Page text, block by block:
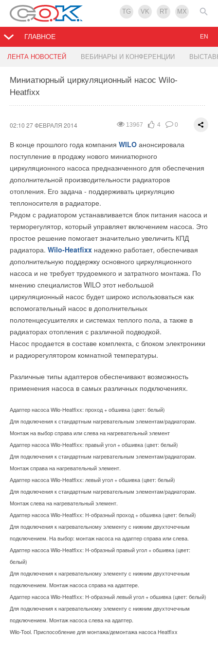
TG VK RT MX
ГЛАВНОЕ
ЛЕНТА НОВОСТЕЙ ВЕБИНАРЫ И КОНФЕРЕНЦИИ
EN
Миниатюрный циркуляционный насос Wilo-
Heatfixx
13967 4 0
02:10 27 ФЕВРАЛЯ 2014
В конце прошлого года компания WILO анонсировала
поступление в продажу нового миниатюрного
циркуляционного насоса предназнченного для обеспечения
дополнительной производительности радиаторов
отопления. Его задача - поддерживать циркуляцию
теплоносителя в радиаторе.
Рядом с радиатором устанавливается блок питания насоса и
терморегулятор, который управляет включением насоса. Это
простое решение помогает значительно увеличить КПД
радиатора. Wilo-Heatfixx надежно работает, обеспечивая
дополнительную поддержку основного циркуляционного
насоса и не требует трудоемкого и затратного монтажа. По
мнению специалистов WILO этот небольшой
циркуляционный насос будет широко использоваться как
вспомогательный насос в дополнительных
полотенцесушителях и системах теплого пола, а также в
радиаторах отопления с различной подводкой.
Насос продается в составе комплекта, с блоком электроники
и радиорегулятором комнатной температуры.
Различные типы адаптеров обеспечивают возможность
применения насоса в самых различных подключениях.
Адаптер насоса Wilo-Heatfixx: проход + обшивка (цвет: белый)
Для подключения к стандартным нагревательным элементам/радиаторам.
Монтаж на выбор справа или слева на нагревательный элемент
Адаптер насоса Wilo-Heatfixx: правый угол + обшивка (цвет: белый)
Для подключения к стандартным нагревательным элементам/радиаторам.
Монтаж справа на нагревательный элемент.
Адаптер насоса Wilo-Heatfixx: левый угол + обшивка (цвет: белый)
Для подключения к стандартным нагревательным элементам/радиаторам.
Монтаж слева на нагревательный элемент.
Адаптер насоса Wilo-Heatfixx: H-образный проход + обшивка (цвет: белый)
Для подключения к нагревательному элементу с нижним двухточечным
подключением. На выбор: монтаж насоса на адаптер справа или слева.
Адаптер насоса Wilo-Heatfixx: H-образный правый угол + обшивка (цвет:
белый)
Для подключения к нагревательному элементу с нижним двухточечным
подключением. Монтаж насоса справа на адаптере.
Адаптер насоса Wilo-Heatfixx: H-образный левый угол + обшивка (цвет: белый)
Для подключения к нагревательному элементу с нижним двухточечным
подключением. Монтаж насоса слева на адаптер.
Wilo-Tool. Приспособление для монтажа/демонтажа насоса Heatfixx
Panasonic выпускает новую линейку
15:47 26 ФЕВРАЛЯ 2014
новую линейку бытовых комплексов для очистки и
Созданные на основе передовой технологии nanoe™ они
помогут создать здоровый и комфортный микроклимат в
каждом доме.
Жители мегаполисов ежедневно подвергаются воздействию
агрессивной окружающей среды. Даже в квартире человека
окружают невидимые глазу вредные вещества, аллергены,
вирусы, бактерии, пылевые клещи и проч. Недостаток влаги
в воздухе приводит к иссушению слизистых, а также кожи и
волос. Все это может способствовать ослаблению организма
и развитию серьезных заболеваний - от аллергии до астмы -
особенно у детей.
Современные комплексы очистки воздуха Panasonic F-
VXF70, F-VXH50 и F-VXF35 с технологией nanoe™
подавляют активность вредных веществ и микроорганизмов,
обезвреживают вирусы гриппа (в том числе штаммы свиного
и птичьего гриппа - H1N1, H5N1), предотвращают рост
плесени и распространение кишечной палочки. Приборы
использующим три инновационные технологии, которые
нейтрализуют 17 типов вирусов, бактерий и аллергенов.
пыльца), технология Green Tea Catechin улавливает вирусы,
а антибактериальный ферментный фильтр Anti-bacteria
Enzyme улавливает бактерии и плесневые грибы и
предотвращает их распространение. В дополнение к этому
нанотехнологичный дезодорирующий супер-фильтр
помогает полностью избавиться от сильных или неприятных
запахов. Срок службы всех фильтров – до 10 лет.
Специальная функция проверки срока службы фильтра Filter
Life Check напомнит о необходимости замены.
Благодаря функции ECONAVI новые воздухоочистители
анализируют и «запоминают» распорядок дня своих
владельцев. Они, например, включатся на полную
мощность, прежде чем Вы начнете готовить, убирать
квартиру или вернетесь с прогулки с собакой. Быстро удалив
загрязнения, воздухоочиститель еще некоторое время
работает в усиленном режиме, не позволяя неприятным
запахам, пыли и бактериям распространится по дому.
Подобная интеллектуальная подстройка позволяет вдвое
сокращать потребление энергии.
«Энергоэффективность. XXI век»: Обсуждение
12:26 26 ФЕВРАЛЯ 2014
инженерия развиваются стремительными темпами: в
материалы, при монтаже используется и
устанавливается современное оборудование,
требующее соответствующей квалификации, знаний
и умений от специалистов.
Особое внимание в рамках повышения
энергоэффективности объектов уделяется внедрению новых
технологий в инженерные системы зданий и сооружений. Кто
будет внедрять на практике новейшие задумки архитекторов
и проектировщиков? Кто и как будет соблюдать технологии
монтажа и эксплуатации при использовании новейшего
оборудования и для достижения наивысшего качества, а,
следовательно, комфорта и безопасности возводимых
зданий? Как определить квалификацию персонала, которому
предстоит работать с новыми энергоэффективными и
экологичными технологиями? Все эти вопросы требуют
ответа уже сегодня.
Надежность и качество строительства, внедрение и
будущее строительной отрасли создается сегодня.
Министерством труда совместно с Национальным
профессиональных стандартов и в рамках деловой
программы VI Международного конгресса
«Энергоэффективность. XXI век. Инженерные методы
снижения энергопотребления зданий» пройдут тематические
круглые столы по обсуждению профстандарта «Монтажник
систем вентиляции и кондиционирования
воздуха» и «Монтажник оборудования котельных».
В ходе дискуссий, модераторами которых выступят
президент НП «СЗ Центр АВОК» Александр Гримитлин и
генеральный директор ООО «ПКБ «Теплоэнергетика» Ефим
Палей, представители Минтруда РФ и НОСТРОЙ в прямом
диалоге с представителями проектных, строительно-
монтажных, эксплуатирующих организаций обсудят
разрабатываемые документы.
Целью дискуссии является создание общими
усилиями грамотно составленного норматива, на основании
которого в дальнейшем, согласно утвержденному на
государственном уровне законопроекту о регулировании